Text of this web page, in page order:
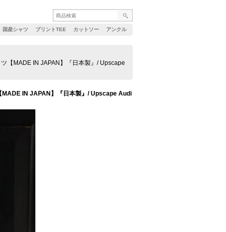
国産シャツ プリントTEE カットソー アンクル
【MADE IN JAPAN】『日本製』/ Upscape
MADE IN JAPAN】『日本製』/ Upscape Audi